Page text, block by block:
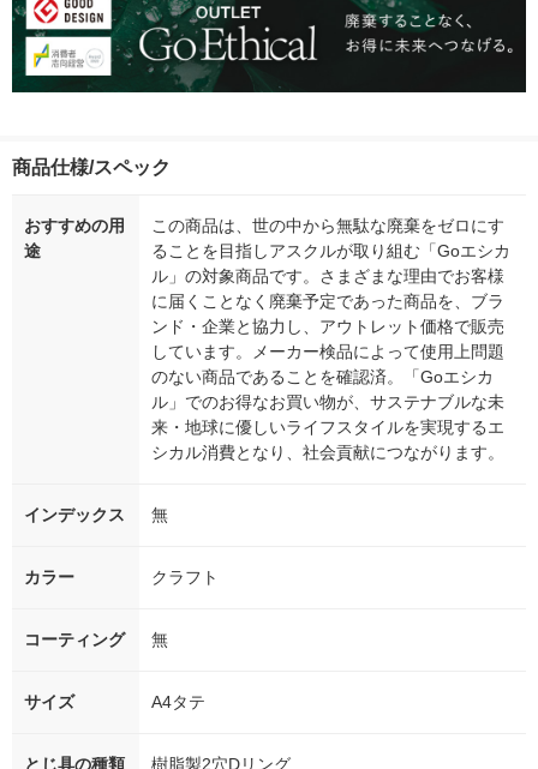
商品仕様/スペック
おすすめの用
途
この商品は、世の中から無駄な廃棄をゼロにす
ることを目指しアスクルが取り組む「Goエシカ
ル」の対象商品です。さまざまな理由でお客様
に届くことなく廃棄予定であった商品を、ブラ
ンド・企業と協力し、アウトレット価格で販売
しています。メーカー検品によって使用上問題
のない商品であることを確認済。「Goエシカ
ル」でのお得なお買い物が、サステナブルな未
来・地球に優しいライフスタイルを実現するエ
シカル消費となり、社会貢献につながります。
インデックス 無
カラー クラフト
コーティング 無
サイズ A4タテ
とじ具の種類 樹脂製2穴Dリング